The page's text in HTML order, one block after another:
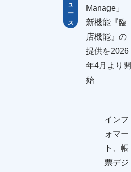
ュ
ー
ス
Manage
新機能『臨
店機能』の
提供を2026
年4月より開
始
インフ
ォマー
ト、帳
票デジ